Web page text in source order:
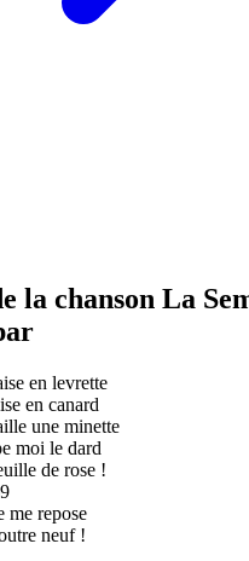
la chanson La
en levrette
en canard
une minette
moi le dard
de rose !
me repose
neuf !